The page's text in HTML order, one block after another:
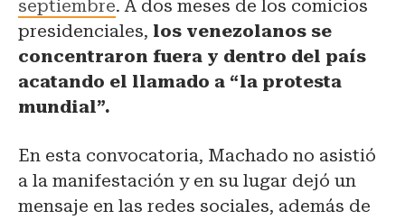
septiembre. A dos meses de los comicios
presidenciales, los venezolanos se
concentraron fuera y dentro del país
acatando el llamado a “la protesta
mundial”.
En esta convocatoria, Machado no asistió
a la manifestación y en su lugar dejó un
mensaje en las redes sociales, además de